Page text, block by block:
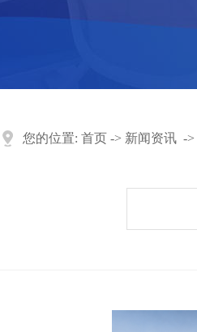
您的位置: 首页 -> 新闻资讯 ->